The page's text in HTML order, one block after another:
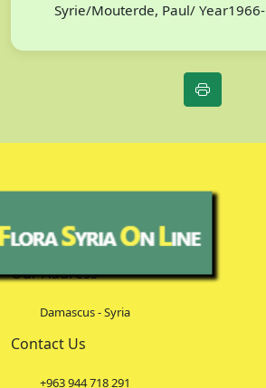
Syrie/Mouterde, Paul/
Our Address
Damascus - Syria
Contact Us
+963 944 718 291